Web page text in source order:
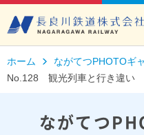
ホーム
ながてつPHOTOギ
No.128 観光列車と行き違い
ながてつ